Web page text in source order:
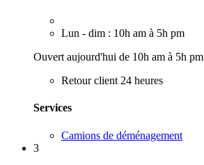
Lun - dim : 10h am à 5h pm
Ouvert aujourd'hui de 10h am à 5h pm
Retour client 24 heures
Services
Camions de déménagement
3